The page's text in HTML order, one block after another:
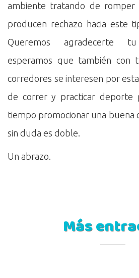
ambiente tratando de romper
producen rechazo hacia este
Queremos agradecerte
esperamos que también con
corredores se interesen por esta
de correr y practicar deporte
tiempo promocionar una buena
sin duda es doble.
Un abrazo.
Más